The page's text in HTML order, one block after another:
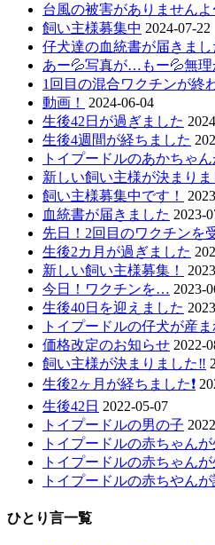
台風の被害がありません
飼い主様募集中 2024-07-22
仔犬達の血統書が届きまし
あー💦写真が…もー💦無理
1回目の混合ワクチンが終
動画！
2024-06-04
生後42日が過ぎました
生後4週間が経ちました
トイプードルのあかちゃ
新しい飼い主様が決まりま
飼い主様募集中です！
血統書が届きました 2023-
先日！2回目のワクチンを
生後2カ月が過ぎました
新しい飼い主様募集！
今日！ワクチンを… 2023-
生後40日を迎えました
トイプードルの仔犬が産
価格改定のお知らせ 2022-
飼い主様が決まりました‼️
生後2ヶ月が経ちました❗️
生後42日 2022-05-07
トイプードルの男の子
トイプードルの赤ちゃん
トイプードルの赤ちゃんが
トイプードルの赤ちやんが
ひとり言一覧